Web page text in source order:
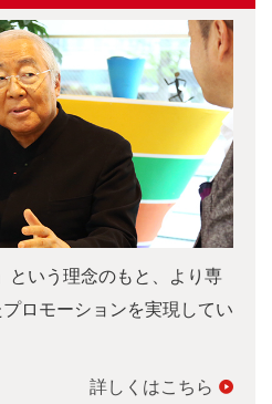
という理念のもと、より専
ロモーションを実現してい
詳しくはこちら